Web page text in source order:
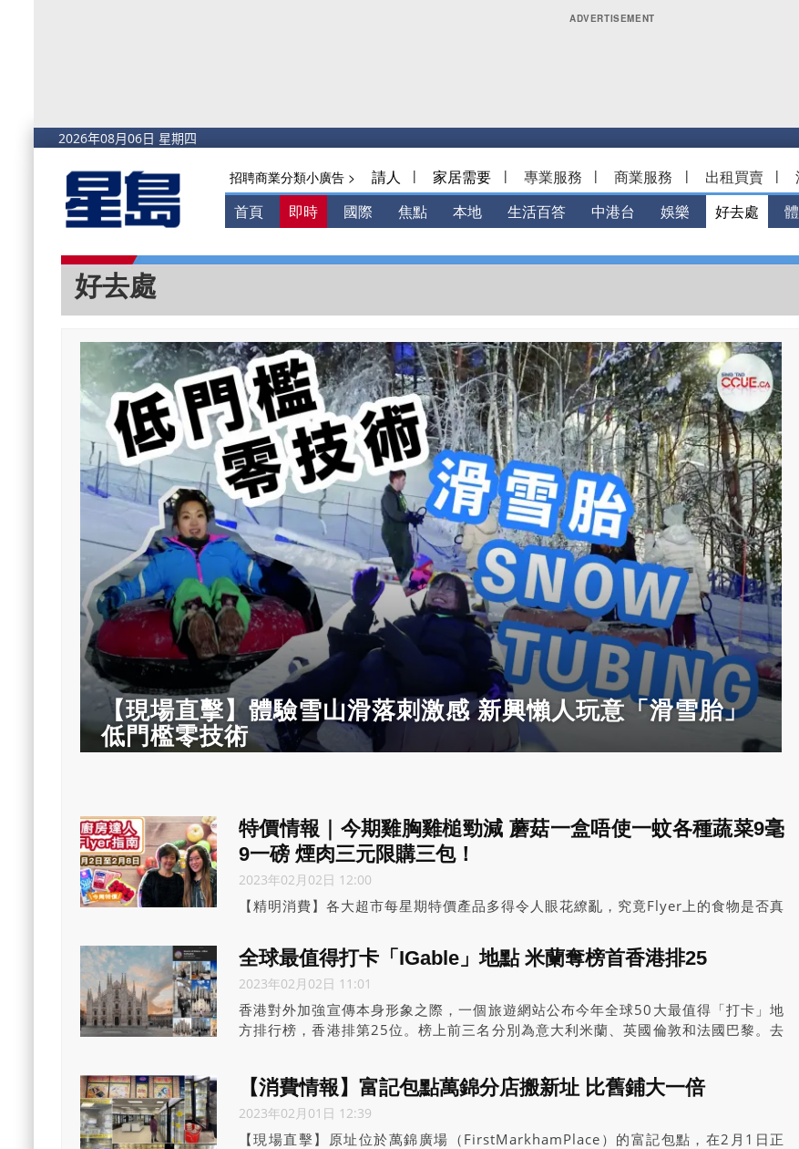
招聘商業分類小廣告 > 請人 | 家居需要 | 專業服務 | 商業服務 | 出租買賣 |
首頁 即時 國際 焦點 本地 生活百答 中港台 娛樂 好去處
好去處
【現場直擊】體驗雪山滑落刺激感 新興懶人玩意「滑雪胎」
低門檻零技術
特價情報｜今期雞胸雞槌勁減 蘑菇一盒唔使一蚊各種蔬菜9毫
9一磅 煙肉三元限購三包！
2023年02月02日 12:00
【精明消費】各大超市每星期特價產品多得令人眼花繚亂，究竟Flyer上的食物是否真
黎太以及星Club小師奶Fiona，每星期幫大家選出當期最優惠食材，並提供烹調方法
建議，務求慳到盡！
全球最值得打卡「IGable」地點 米蘭奪榜首香港排25
2023年02月02日 11:01
香港對外加強宣傳本身形象之際，一個旅遊網站公布今年全球50大最值得「打卡」地
方排行榜，香港排第25位。榜上前三名分別為意大利米蘭、英國倫敦和法國巴黎。去
【消費情報】富記包點萬錦分店搬新址 比舊鋪大一倍
2023年02月01日 12:39
【現場直擊】原址位於萬錦廣場（FirstMarkhamPlace）的富記包點，在2月1日正